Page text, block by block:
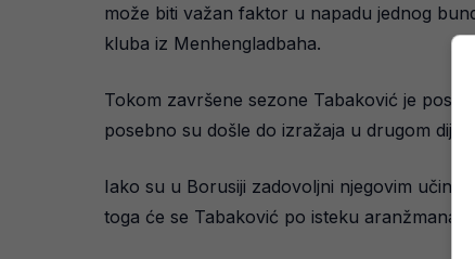
može biti važan faktor u napadu jednog
kluba iz Menhengladbaha.
Tokom završene sezone Tabaković je
posebno su došle do izražaja u drugom
Iako su u Borusiji zadovoljni njegovim
toga će se Tabaković po isteku aranžmana